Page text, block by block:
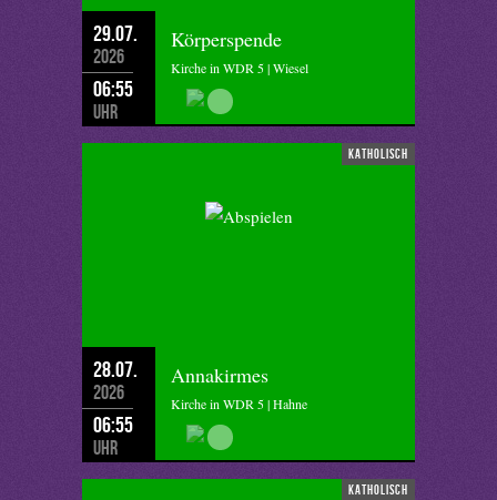
29.07.
2026
06:55
Uhr
Körperspende
Kirche in WDR 5 | Wiesel
katholisch
28.07.
2026
06:55
Uhr
Annakirmes
Kirche in WDR 5 | Hahne
katholisch